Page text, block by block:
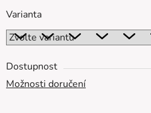
Varianta
Dostupnost
Možnosti doručení